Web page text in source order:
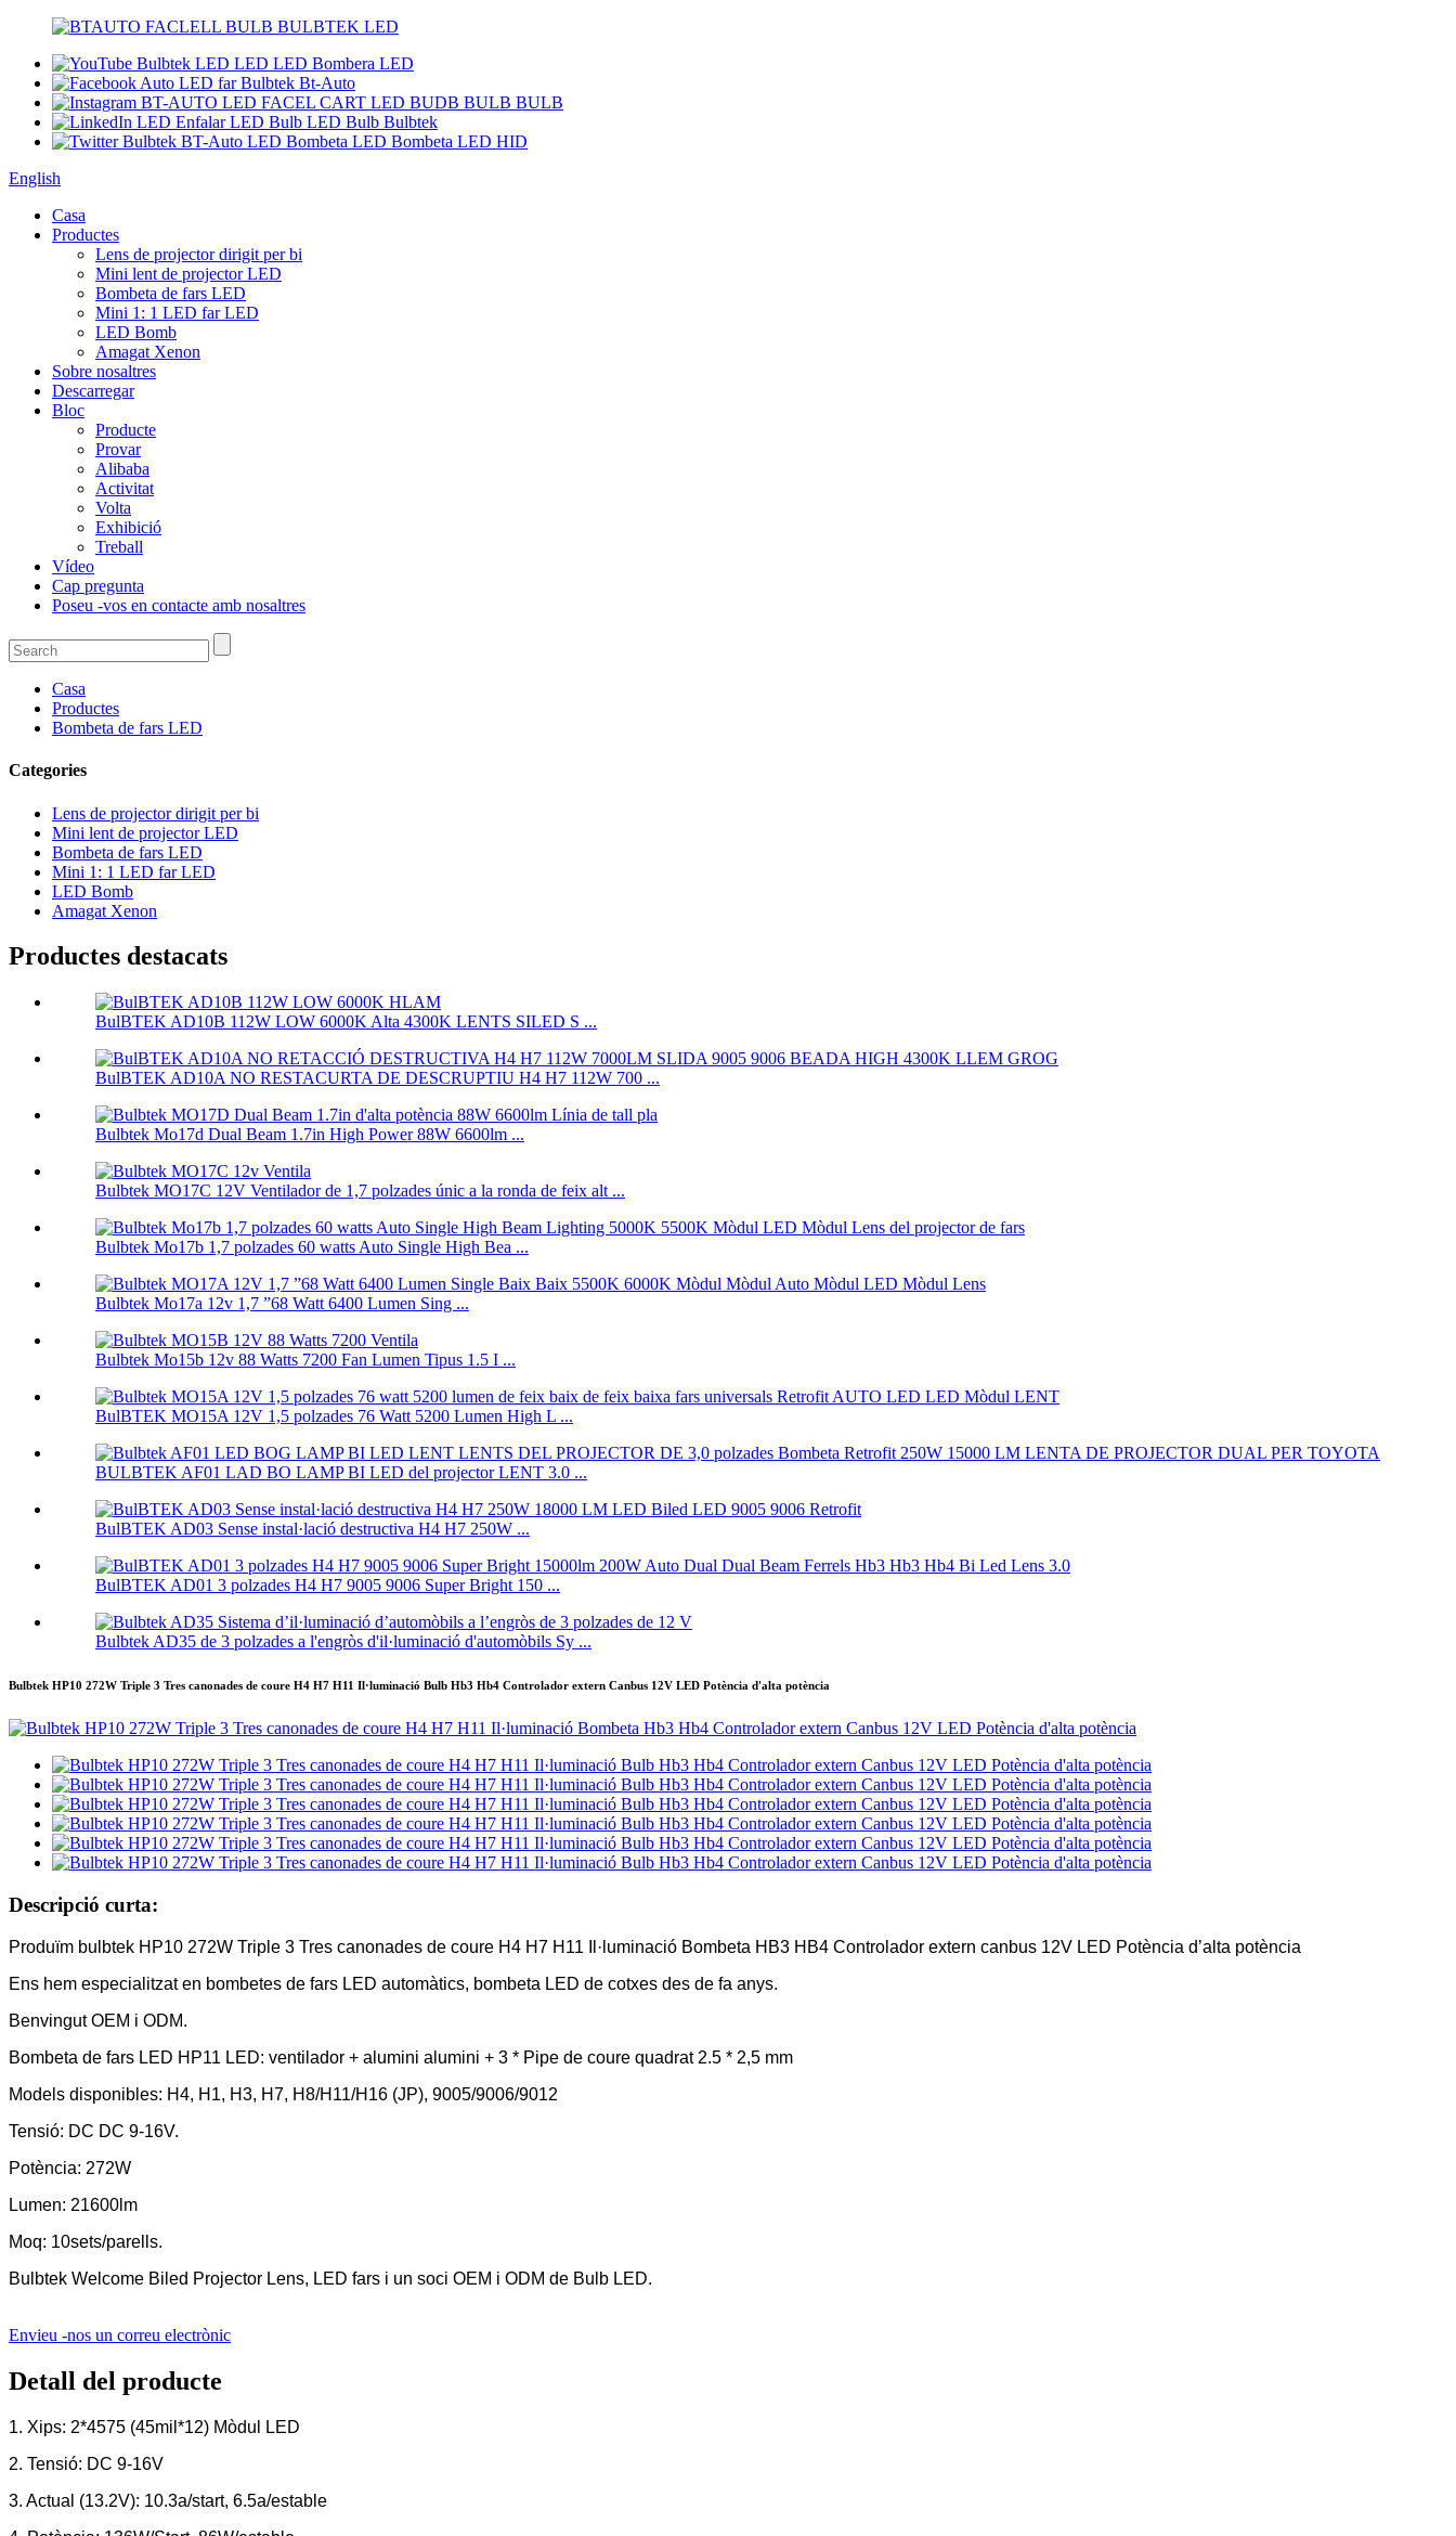
English
Casa
Productes
Lens de projector dirigit per bi
Mini lent de projector LED
Bombeta de fars LED
Mini 1: 1 LED far LED
LED Bomb
Amagat Xenon
Sobre nosaltres
Descarregar
Bloc
Producte
Provar
Alibaba
Activitat
Volta
Exhibició
Treball
Vídeo
Cap pregunta
Poseu -vos en contacte amb nosaltres
Casa
Productes
Bombeta de fars LED
Categories
Lens de projector dirigit per bi
Mini lent de projector LED
Bombeta de fars LED
Mini 1: 1 LED far LED
LED Bomb
Amagat Xenon
Productes destacats
BulBTEK AD10B 112W LOW 6000K Alta 4300K ​​LENTS SILED S ...
BulBTEK AD10A NO RESTACURTA DE DESCRUPTIU H4 H7 112W 700 ...
Bulbtek Mo17d Dual Beam 1.7in High Power 88W 6600lm ...
Bulbtek MO17C 12V Ventilador de 1,7 polzades únic a la ronda de feix alt ...
Bulbtek Mo17b 1,7 polzades 60 watts Auto Single High Bea ...
Bulbtek Mo17a 12v 1,7 ”68 Watt 6400 Lumen Sing ...
Bulbtek Mo15b 12v 88 Watts 7200 Fan Lumen Tipus 1.5 I ...
BulBTEK MO15A 12V 1,5 polzades 76 Watt 5200 Lumen High L ...
BULBTEK AF01 LAD BO LAMP BI LED del projector LENT 3.0 ...
BulBTEK AD03 Sense instal·lació destructiva H4 H7 250W ...
BulBTEK AD01 3 polzades H4 H7 9005 9006 Super Bright 150 ...
Bulbtek AD35 de 3 polzades a l'engròs d'il·luminació d'automòbils Sy ...
Bulbtek HP10 272W Triple 3 Tres canonades de coure H4 H7 H11 Il·luminació Bulb Hb3 Hb4 Controlador extern Canbus 12V LED Potència d'alta potència
Descripció curta:
Produïm bulbtek HP10 272W Triple 3 Tres canonades de coure H4 H7 H11 Il·luminació Bombeta HB3 HB4 Controlador extern canbus 12V LED Potència d’alta potència
Ens hem especialitzat en bombetes de fars LED automàtics, bombeta LED de cotxes des de fa anys.
Benvingut OEM i ODM.
Bombeta de fars LED HP11 LED: ventilador + alumini alumini + 3 * Pipe de coure quadrat 2.5 * 2,5 mm
Models disponibles: H4, H1, H3, H7, H8/H11/H16 (JP), 9005/9006/9012
Tensió: DC DC 9-16V.
Potència: 272W
Lumen: 21600lm
Moq: 10sets/parells.
Bulbtek Welcome Biled Projector Lens, LED fars i un soci OEM i ODM de Bulb LED.
Envieu -nos un correu electrònic
Detall del producte
1. Xips: 2*4575 (45mil*12) Mòdul LED
2. Tensió: DC 9-16V
3. Actual (13.2V): 10.3a/start, 6.5a/estable